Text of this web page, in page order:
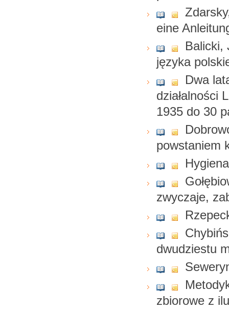
eine
Balicki,
języka
Dwa
działalności
1935 do 30
powstaniem
zwyczaje,
dwudziestu
zbiorowe z